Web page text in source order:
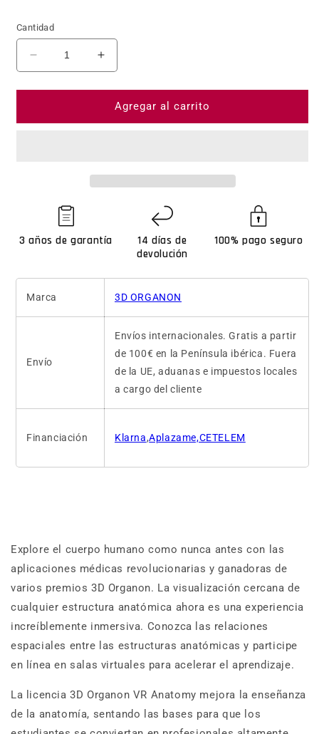
Cantidad
Reducir cantidad para 3D Organon Licencia 3D
Aumentar cantidad para 3D Organon
Agregar al carrito
3 años de garantía
14 días de
devolución
100% pago seguro
Marca 3D ORGANON
Envío
Envíos internacionales. Gratis a partir
de 100€ en la Península ibérica. Fuera
de la UE, aduanas e impuestos locales
a cargo del cliente
Financiación Klarna,Aplazame,CETELEM
Explore el cuerpo humano como nunca antes con las
aplicaciones médicas revolucionarias y ganadoras de
varios premios 3D Organon. La visualización cercana de
cualquier estructura anatómica ahora es una experiencia
increíblemente inmersiva. Conozca las relaciones
espaciales entre las estructuras anatómicas y participe
en línea en salas virtuales para acelerar el aprendizaje.
La licencia 3D Organon VR Anatomy mejora la enseñanza
de la anatomía, sentando las bases para que los